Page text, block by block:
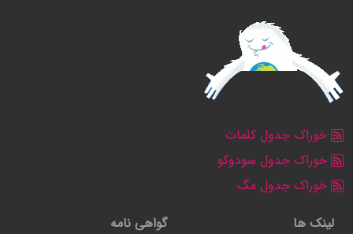
خوراک جدول کلمات
خوراک جدول سودوکو
خوراک جدول مگ
لینک ها
گواهی نامه